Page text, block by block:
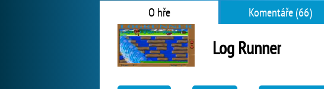
O hře Komentáře (66)
Log Runner